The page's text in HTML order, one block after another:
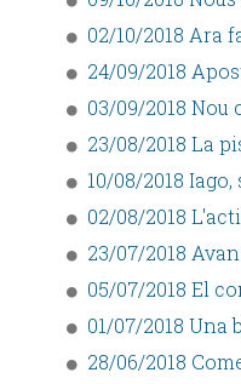
02/10/2018 Ara
24/09/2018
03/09/2018
23/08/2018 La
10/08/2018
02/08/2018
23/07/2018
05/07/2018 El
01/07/2018 Una
28/06/2018